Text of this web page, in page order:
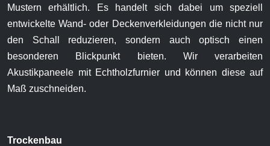
Mustern erhältlich. Es handelt sich dabei um speziell
entwickelte Wand- oder Deckenverkleidungen die nicht nur
den Schall reduzieren, sondern auch optisch einen
besonderen Blickpunkt bieten. Wir verarbeiten
Akustikpaneele mit Echtholzfurnier und können diese auf
Maß zuschneiden.
Trockenbau